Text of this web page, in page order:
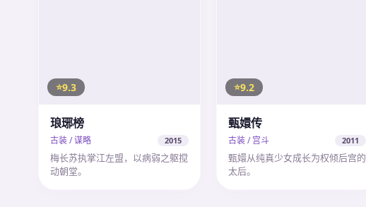
9.3
琅琊榜
古装 / 谋略 2015
梅长苏执掌江左盟，以病弱之躯搅
动朝堂。
9.2
甄嬛传
古装 / 宫斗 2011
甄嬛从纯真少女成长为权倾后宫的
太后。